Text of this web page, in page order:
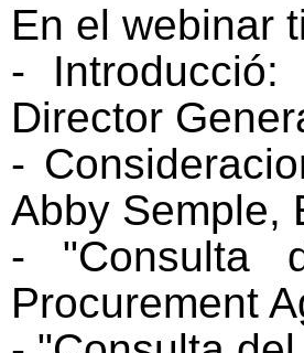
En el webinar
- Introducció:
Director
-
Abby Semple,
- "Consulta
Procurement